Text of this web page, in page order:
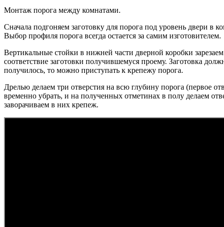
Монтаж порога между комнатами.
Сначала подгоняем заготовку для порога под уровень двери в
Выбор профиля порога всегда остается за самим изготовителем.
Вертикальные стойки в нижней части дверной коробки
соответствие заготовки получившемуся проему. Заготовка
получилось, то можно приступать к крепежу порога.
Дрелью делаем три отверстия на всю глубину порога (первое
временно убрать, и на полученных отметинах в полу делаем
заворачиваем в них крепеж.